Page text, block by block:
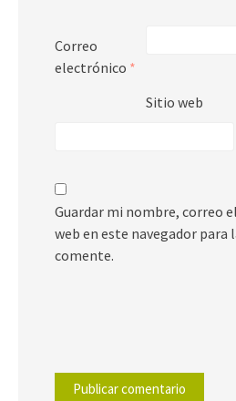
Correo
electrónico *
Sitio web
Guardar mi nombre, correo
web en este navegador para
comente.